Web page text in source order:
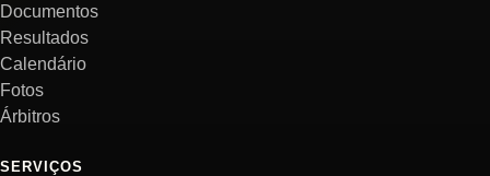
Documentos
Resultados
Calendário
Fotos
Árbitros
SERVIÇOS